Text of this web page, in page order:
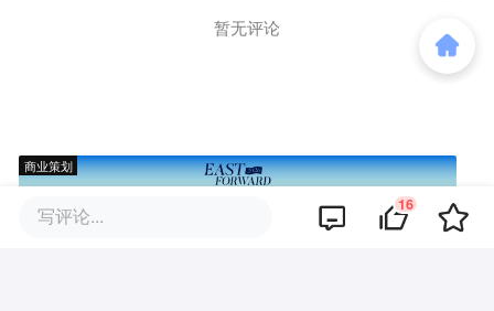
暂无评论
商业策划
写评论... 16